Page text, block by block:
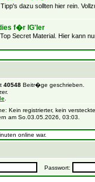
dazu sollten hier rein.
f�r IG'ler
Secret Material. Hier kann
40548Beitr�ge geschrieben.
.
Kein registrierter, kein
am So.03.05.2026, 03:03.
online war.
Passwort: